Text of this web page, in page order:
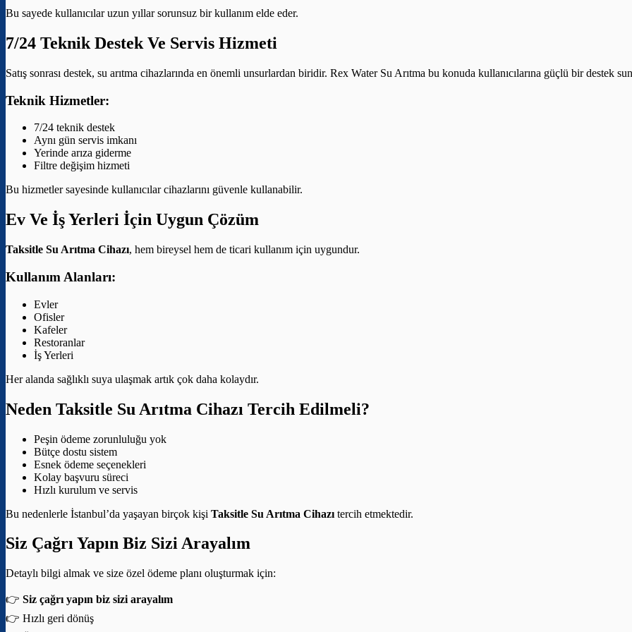
Bu sayede kullanıcılar uzun yıllar sorunsuz bir kullanım elde eder.
7/24 Teknik Destek Ve Servis Hizmeti
Satış sonrası destek, su arıtma cihazlarında en önemli unsurlardan biridir. Rex Water Su Arıtma bu konuda kullanıcılarına güçlü bir destek
Teknik Hizmetler:
7/24 teknik destek
Aynı gün servis imkanı
Yerinde arıza giderme
Filtre değişim hizmeti
Bu hizmetler sayesinde kullanıcılar cihazlarını güvenle kullanabilir.
Ev Ve İş Yerleri İçin Uygun Çözüm
Taksitle Su Arıtma Cihazı, hem bireysel hem de ticari kullanım için uygundur.
Kullanım Alanları:
Evler
Ofisler
Kafeler
Restoranlar
İş Yerleri
Her alanda sağlıklı suya ulaşmak artık çok daha kolaydır.
Neden Taksitle Su Arıtma Cihazı Tercih Edilmeli?
Peşin ödeme zorunluluğu yok
Bütçe dostu sistem
Esnek ödeme seçenekleri
Kolay başvuru süreci
Hızlı kurulum ve servis
Bu nedenlerle İstanbul’da yaşayan birçok kişi Taksitle Su Arıtma Cihazı tercih etmektedir.
Siz Çağrı Yapın Biz Sizi Arayalım
Detaylı bilgi almak ve size özel ödeme planı oluşturmak için:
👉 Siz çağrı yapın biz sizi arayalım
👉 Hızlı geri dönüş